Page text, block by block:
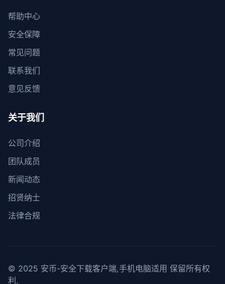
帮助中心
安全保障
常见问题
联系我们
意见反馈
关于我们
公司介绍
团队成员
新闻动态
招贤纳士
法律合规
© 2025 安币-安全下载客户端,手机电脑适用 保留所有权
利.